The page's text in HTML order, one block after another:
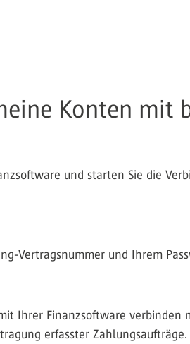
Konten mit
und starten Sie die
Vertragsnummer und Ihrem
Ihrer Finanzsoftware
erfasster Zahlungsaufträge.